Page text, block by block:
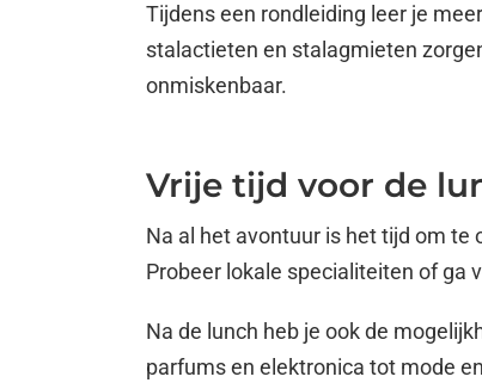
Tijdens een rondleiding leer je
stalactieten en stalagmieten
onmiskenbaar.
Vrije tijd voor de
Na al het avontuur is het tijd om te
Probeer lokale specialiteiten of ga
Na de lunch heb je ook de
parfums en elektronica tot mode